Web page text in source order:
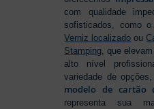
com qualidade
sofisticados, como o
Verniz localizado ou
Stamping , que
alto nível
variedade de
modelo de cartão
representa sua